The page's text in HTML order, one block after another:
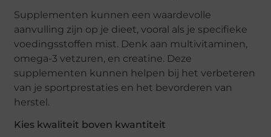
Supplementen kunnen een waardevolle
aanvulling zijn op je dieet, vooral als je specifieke
voedingsstoffen mist. Denk aan multivitaminen,
omega-3 vetzuren, en creatine. Deze
supplementen kunnen helpen bij het verbeteren
van je sportprestaties en het bevorderen van
herstel.
Kies kwaliteit boven kwantiteit